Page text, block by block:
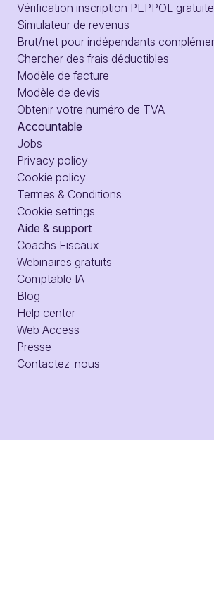
Vérification inscription PEPPOL gratuite
Simulateur de revenus
Brut/net pour indépendants
Chercher des frais déductibles
Modèle de facture
Modèle de devis
Obtenir votre numéro de TVA
Accountable
Jobs
Privacy policy
Cookie policy
Termes & Conditions
Cookie settings
Aide & support
Coachs Fiscaux
Webinaires gratuits
Comptable IA
Blog
Help center
Web Access
Presse
Contactez-nous